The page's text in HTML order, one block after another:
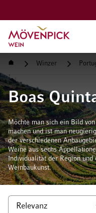
Zur Startseite
Startseite Winzer
Boas
Möchte man sich ein Bild
machen und ist man
der verschiedenen
Weine aus sechs
Individualität der Region
Weinbaukunst.
SortierenTop